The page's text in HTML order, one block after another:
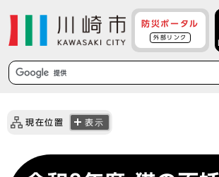
防災ポータル
外部リンク
現在位置 表示